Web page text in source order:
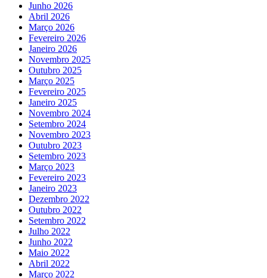
Junho 2026
Abril 2026
Março 2026
Fevereiro 2026
Janeiro 2026
Novembro 2025
Outubro 2025
Março 2025
Fevereiro 2025
Janeiro 2025
Novembro 2024
Setembro 2024
Novembro 2023
Outubro 2023
Setembro 2023
Março 2023
Fevereiro 2023
Janeiro 2023
Dezembro 2022
Outubro 2022
Setembro 2022
Julho 2022
Junho 2022
Maio 2022
Abril 2022
Março 2022